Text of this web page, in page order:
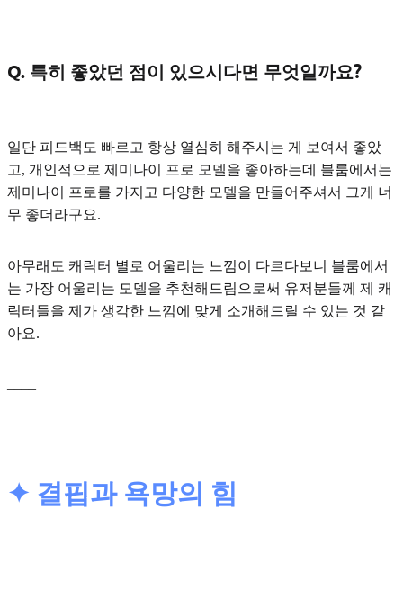
Q. 특히 좋았던 점이 있으시다면 무엇일까요?
일단 피드백도 빠르고 항상 열심히 해주시는 게 보여서 좋았
고, 개인적으로 제미나이 프로 모델을 좋아하는데 블룸에서는
제미나이 프로를 가지고 다양한 모델을 만들어주셔서 그게 너
무 좋더라구요.
아무래도 캐릭터 별로 어울리는 느낌이 다르다보니 블룸에서
는 가장 어울리는 모델을 추천해드림으로써 유저분들께 제 캐
릭터들을 제가 생각한 느낌에 맞게 소개해드릴 수 있는 것 같
아요.
✦ 결핍과 욕망의 힘